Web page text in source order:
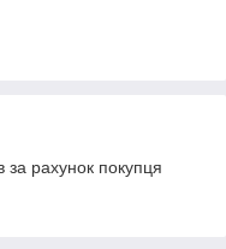
рахунок покупця